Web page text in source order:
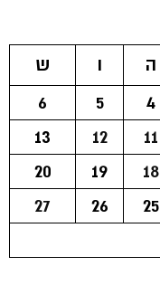
ה ו
ש
4
5
6
11
12
13
18
19
20
25
26
27